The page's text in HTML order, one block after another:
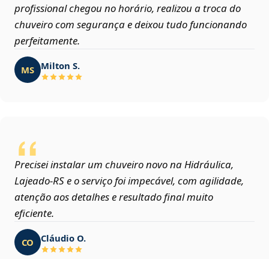
profissional chegou no horário, realizou a troca do
chuveiro com segurança e deixou tudo funcionando
perfeitamente.
MS Milton S.
Precisei instalar um chuveiro novo na Hidráulica,
Lajeado‑RS e o serviço foi impecável, com agilidade,
atenção aos detalhes e resultado final muito
eficiente.
CO Cláudio O.